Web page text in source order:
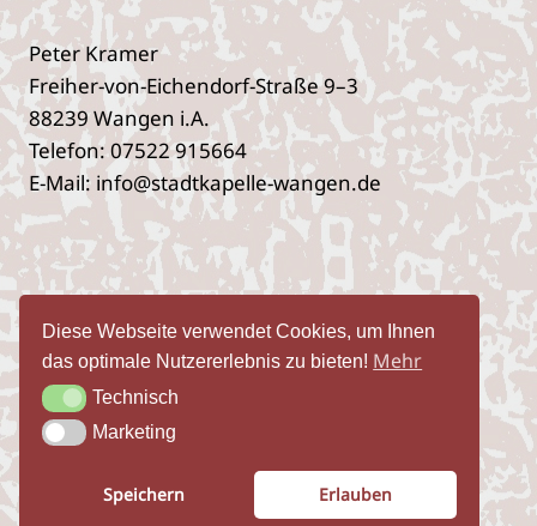
Peter Kramer
Freiher-von-Eichendorf-Straße 9–3
88239 Wangen i.A.
Telefon: 07522 915664
E‑Mail: info@stadtkapelle-wangen.de
Öffent­lich­keits­ar­beit
© 2026 Stadtkapelle Wangen i.A.
Diese Webseite verwendet Cookies, um Ihnen
das optimale Nutzererlebnis zu bieten! Mehr
TechnischTechnisch
MarketingMarketing
Speichern Erlauben